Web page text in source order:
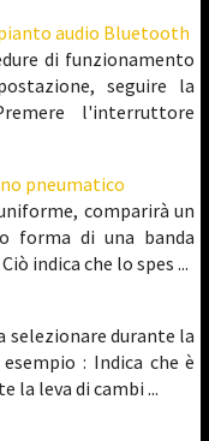
audio Bluetooth
di funzionamento
seguire la
l'interruttore
pneumatico
comparirà un
forma di una banda
indica che lo spes ...
selezionare durante la
: Indica che è
la leva di cambi ...